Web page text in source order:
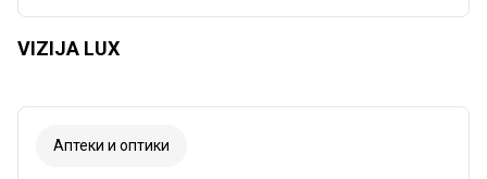
VIZIJA LUX
Аптеки и оптики